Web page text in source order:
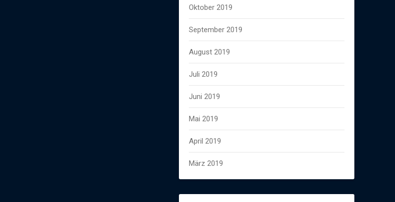
Oktober 2019
September 2019
August 2019
Juli 2019
Juni 2019
Mai 2019
April 2019
März 2019